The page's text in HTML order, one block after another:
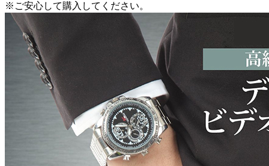
※ご安心して購入してください。